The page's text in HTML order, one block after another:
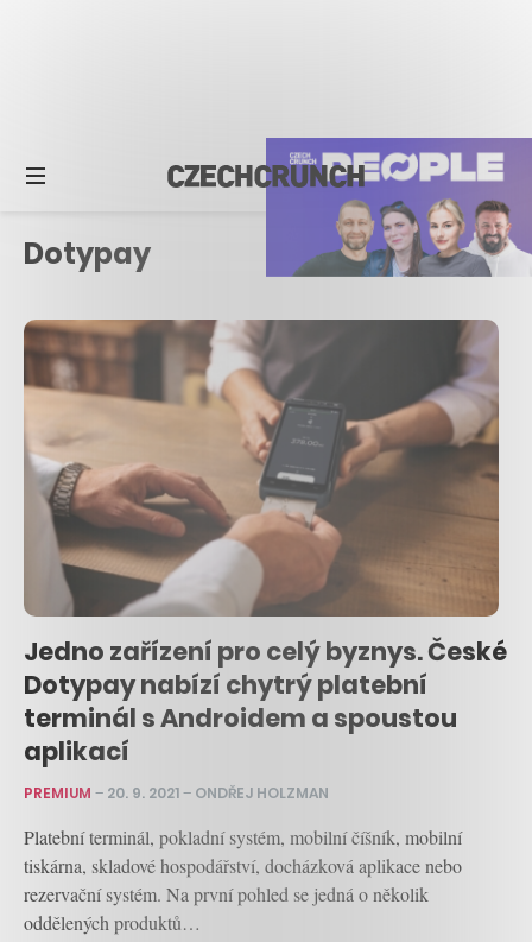
Dotypay
Jedno zařízení pro celý byznys. České
Dotypay nabízí chytrý platební
terminál s Androidem a spoustou
aplikací
PREMIUM – 20. 9. 2021– ONDŘEJ HOLZMAN
Platební terminál, pokladní systém, mobilní číšník, mobilní
tiskárna, skladové hospodářství, docházková aplikace nebo
rezervační systém. Na první pohled se jedná o několik
oddělených produktů…